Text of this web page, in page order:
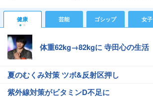
健康 芸能 ゴシップ 女子
体重62kg→82kgに 寺田心の生活
夏のむくみ対策 ツボ&反射区押し
紫外線対策がビタミンD不足に